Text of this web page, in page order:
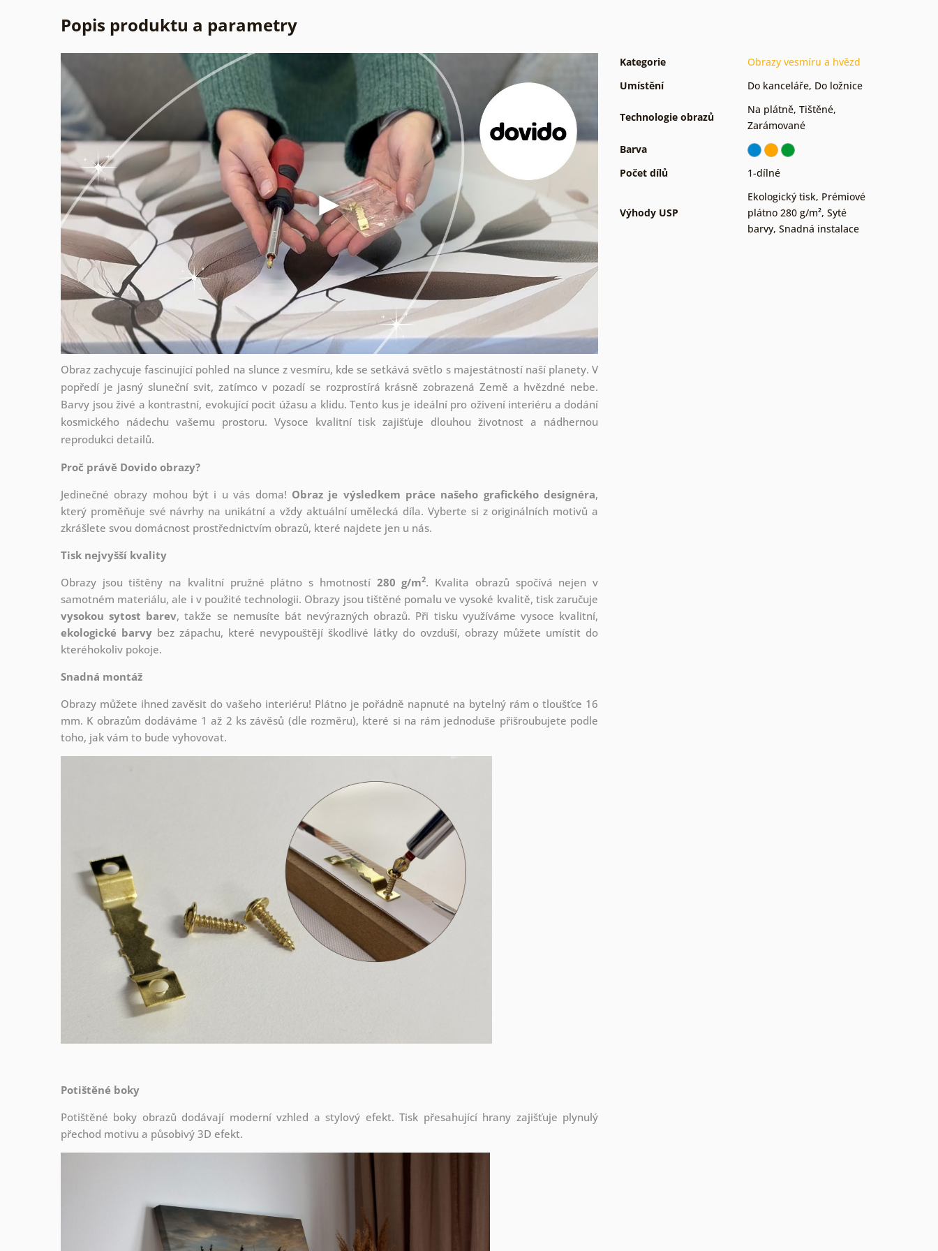
Popis produktu a parametry
Obraz zachycuje fascinující pohled na slunce z vesmíru, kde se setkává světlo s majestátností naší planety. V
popředí je jasný sluneční svit, zatímco v pozadí se rozprostírá krásně zobrazená Země a hvězdné nebe.
Barvy jsou živé a kontrastní, evokující pocit úžasu a klidu. Tento kus je ideální pro oživení interiéru a dodání
kosmického nádechu vašemu prostoru. Vysoce kvalitní tisk zajišťuje dlouhou životnost a nádhernou
reprodukci detailů.
Proč právě Dovido obrazy?
Jedinečné obrazy mohou být i u vás doma! Obraz je výsledkem práce našeho grafického designéra,
který proměňuje své návrhy na unikátní a vždy aktuální umělecká díla. Vyberte si z originálních motivů a
zkrášlete svou domácnost prostřednictvím obrazů, které najdete jen u nás.
Tisk nejvyšší kvality
Obrazy jsou tištěny na kvalitní pružné plátno s hmotností 280 g/m2. Kvalita obrazů spočívá nejen v
samotném materiálu, ale i v použité technologii. Obrazy jsou tištěné pomalu ve vysoké kvalitě, tisk zaručuje
vysokou sytost barev, takže se nemusíte bát nevýrazných obrazů. Při tisku využíváme vysoce kvalitní,
ekologické barvy bez zápachu, které nevypouštějí škodlivé látky do ovzduší, obrazy můžete umístit do
kteréhokoliv pokoje.
Snadná montáž
Obrazy můžete ihned zavěsit do vašeho interiéru! Plátno je pořádně napnuté na bytelný rám o tloušťce 16
mm. K obrazům dodáváme 1 až 2 ks závěsů (dle rozměru), které si na rám jednoduše přišroubujete podle
toho, jak vám to bude vyhovovat.
Potištěné boky
Potištěné boky obrazů dodávají moderní vzhled a stylový efekt. Tisk přesahující hrany zajišťuje plynulý
přechod motivu a působivý 3D efekt.
Kategorie
Obrazy vesmíru a hvězd
Umístění
Do kanceláře, Do ložnice
Technologie obrazů
Na plátně, Tištěné,
Zarámované
Barva
Počet dílů
1-dílné
Výhody USP
Ekologický tisk, Prémiové
plátno 280 g/m², Syté
barvy, Snadná instalace